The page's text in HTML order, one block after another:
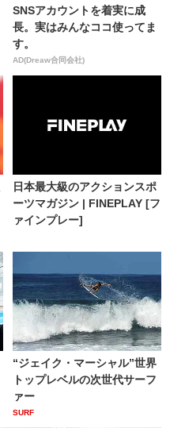
SNSアカウントを着実に成
長。実はみんなココ使ってま
す。
AD(Dreaw合同会社)
日本最大級のアクションスポ
ーツマガジン | FINEPLAY [フ
ァインプレー]
“ジェイク・マーシャル”世界
トップレベルの次世代サーフ
ァー
SURF